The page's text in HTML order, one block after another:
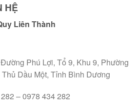
HỆ
Liên Thành
Phú Lợi, Tổ 9, Khu 9, Phường
Dầu Một, Tỉnh Bình Dương
– 0978 434 282